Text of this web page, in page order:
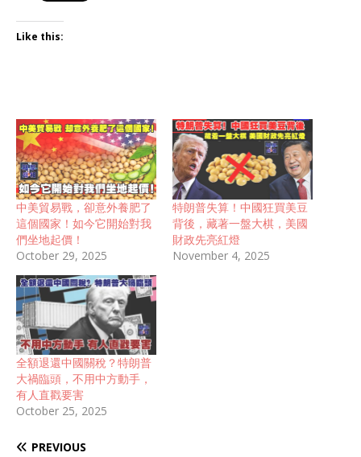
Like this:
中美貿易戰，卻意外養肥了
這個國家！如今它開始對我
們坐地起價！
October 29, 2025
特朗普失算！中國狂買美豆
背後，藏著一盤大棋，美國
財政先亮紅燈
November 4, 2025
全額退還中國關稅？特朗普
大禍臨頭，不用中方動手，
有人直戳要害
October 25, 2025
PREVIOUS